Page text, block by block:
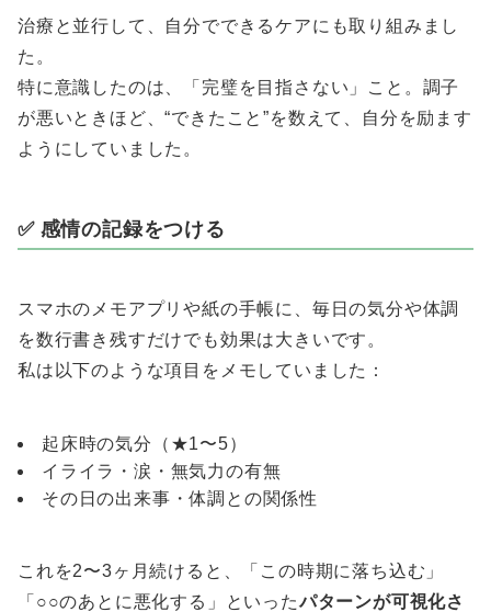
治療と並行して、自分でできるケアにも取り組みまし
た。
特に意識したのは、「完璧を目指さない」こと。調子
が悪いときほど、“できたこと”を数えて、自分を励ます
ようにしていました。
✅ 感情の記録をつける
スマホのメモアプリや紙の手帳に、毎日の気分や体調
を数行書き残すだけでも効果は大きいです。
私は以下のような項目をメモしていました：
起床時の気分（★1〜5）
イライラ・涙・無気力の有無
その日の出来事・体調との関係性
これを2〜3ヶ月続けると、「この時期に落ち込む」
「○○のあとに悪化する」といったパターンが可視化さ